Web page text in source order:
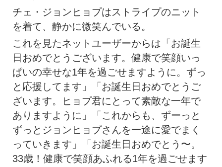
チェ・ジョンヒョプはストライプのニット
を着て、静かに微笑んでいる。
これを見たネットユーザーからは「お誕生
日おめでとうございます。健康で笑顔いっ
ぱいの幸せな1年を過ごせますように。ずっ
と応援してます」「お誕生日おめでとうご
ざいます。ヒョプ君にとって素敵な一年で
ありますように」「これからも、ずーっと
ずっとジョンヒョプさんを一途に愛でまく
っていきます」「お誕生日おめでとう〜。
33歳！健康で笑顔あふれる1年を過ごせます